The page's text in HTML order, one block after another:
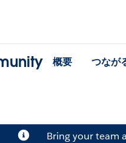
概要 つなが
Bring your team